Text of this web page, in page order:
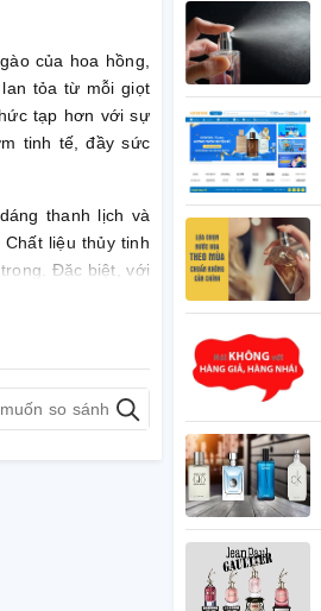
của hoa hồng,
tỏa từ mỗi giọt
tạp hơn với sự
tinh tế, đầy sức
thanh lịch và
liệu thủy tinh
Đặc biệt, với